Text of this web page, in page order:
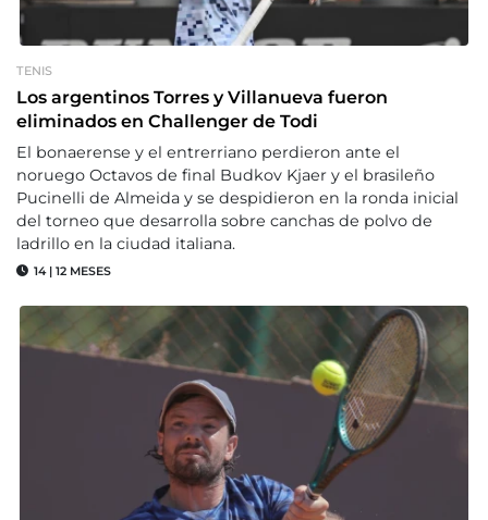
TENIS
Los argentinos Torres y Villanueva fueron
eliminados en Challenger de Todi
El bonaerense y el entrerriano perdieron ante el
noruego Octavos de final Budkov Kjaer y el brasileño
Pucinelli de Almeida y se despidieron en la ronda inicial
del torneo que desarrolla sobre canchas de polvo de
ladrillo en la ciudad italiana.
14| 12 MESES